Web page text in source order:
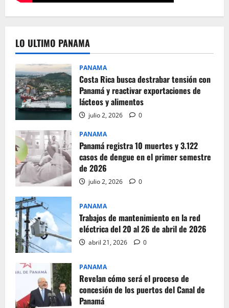
LO ULTIMO PANAMA
PANAMA
Costa Rica busca destrabar tensión con
Panamá y reactivar exportaciones de
lácteos y alimentos
julio 2, 2026 0
PANAMA
Panamá registra 10 muertes y 3.122
casos de dengue en el primer semestre
de 2026
julio 2, 2026 0
PANAMA
Trabajos de mantenimiento en la red
eléctrica del 20 al 26 de abril de 2026
abril 21, 2026 0
PANAMA
Revelan cómo será el proceso de
concesión de los puertos del Canal de
Panamá